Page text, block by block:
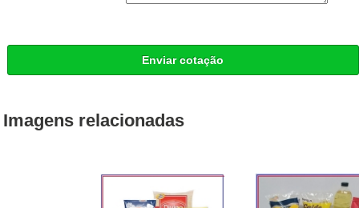
Enviar cotação
Imagens relacionadas